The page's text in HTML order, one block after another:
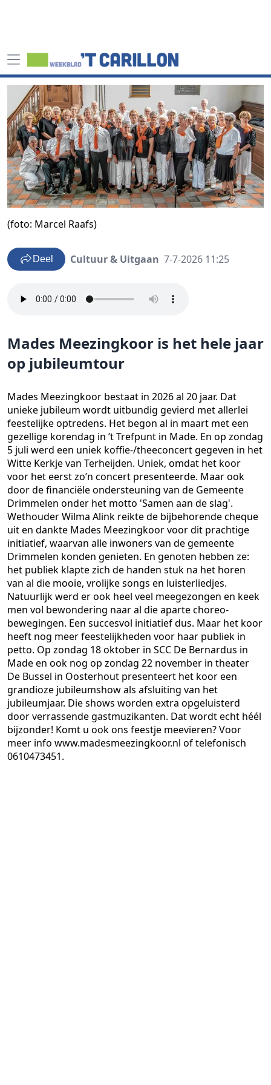
(foto: Marcel Raafs)
Deel Cultuur & Uitgaan 7-7-2026 11:25
Mades Meezingkoor is het hele jaar
op jubileumtour
Mades Meezingkoor bestaat in 2026 al 20 jaar. Dat
unieke jubileum wordt uitbundig gevierd met allerlei
feestelijke optredens. Het begon al in maart met een
gezellige korendag in ’t Trefpunt in Made. En op zondag
5 juli werd een uniek koffie-/theeconcert gegeven in het
Witte Kerkje van Terheijden. Uniek, omdat het koor
voor het eerst zo’n concert presenteerde. Maar ook
door de financiële ondersteuning van de Gemeente
Drimmelen onder het motto 'Samen aan de slag'.
Wethouder Wilma Alink reikte de bijbehorende cheque
uit en dankte Mades Meezingkoor voor dit prachtige
initiatief, waarvan alle inwoners van de gemeente
Drimmelen konden genieten. En genoten hebben ze:
het publiek klapte zich de handen stuk na het horen
van al die mooie, vrolijke songs en luisterliedjes.
Natuurlijk werd er ook heel veel meegezongen en keek
men vol bewondering naar al die aparte choreo-
bewegingen. Een succesvol initiatief dus. Maar het koor
heeft nog meer feestelijkheden voor haar publiek in
petto. Op zondag 18 oktober in SCC De Bernardus in
Made en ook nog op zondag 22 november in theater
De Bussel in Oosterhout presenteert het koor een
grandioze jubileumshow als afsluiting van het
jubileumjaar. Die shows worden extra opgeluisterd
door verrassende gastmuzikanten. Dat wordt echt héél
bijzonder! Komt u ook ons feestje meevieren? Voor
meer info www.madesmeezingkoor.nl of telefonisch
0610473451.